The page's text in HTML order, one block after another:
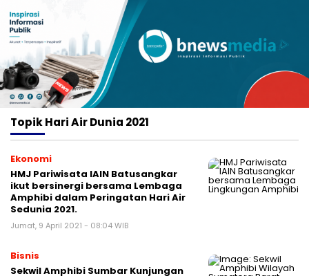
TopikHari Air Dunia 2021
Ekonomi
HMJ Pariwisata IAIN Batusangkar
ikut bersinergi bersama Lembaga
Amphibi dalam Peringatan Hari Air
Sedunia 2021.
Jumat, 9 April 2021 - 08:04 WIB
Bisnis
Sekwil Amphibi Sumbar Kunjungan